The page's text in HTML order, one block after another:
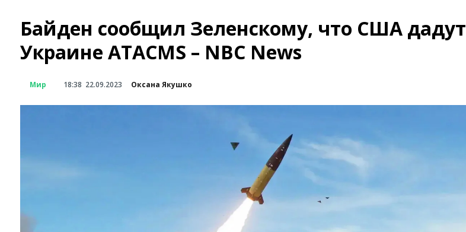
Байден сообщил Зеленскому, что США дадут
Украине ATACMS – NBC News
Мир 18:38 22.09.2023 Оксана Якушко